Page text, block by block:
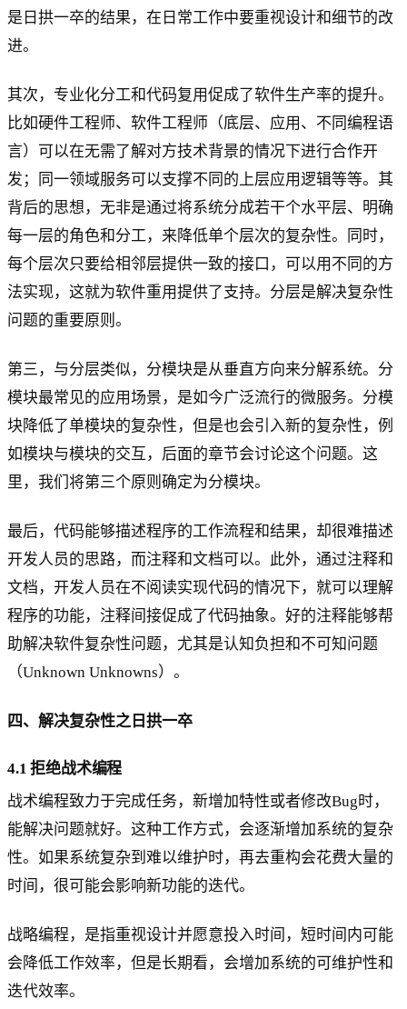
是日拱一卒的结果，在日常工作中要重视设计和细节的改
进。
其次，专业化分工和代码复用促成了软件生产率的提升。
比如硬件工程师、软件工程师（底层、应用、不同编程语
言）可以在无需了解对方技术背景的情况下进行合作开
发；同一领域服务可以支撑不同的上层应用逻辑等等。其
背后的思想，无非是通过将系统分成若干个水平层、明确
每一层的角色和分工，来降低单个层次的复杂性。同时，
每个层次只要给相邻层提供一致的接口，可以用不同的方
法实现，这就为软件重用提供了支持。分层是解决复杂性
问题的重要原则。
第三，与分层类似，分模块是从垂直方向来分解系统。分
模块最常见的应用场景，是如今广泛流行的微服务。分模
块降低了单模块的复杂性，但是也会引入新的复杂性，例
如模块与模块的交互，后面的章节会讨论这个问题。这
里，我们将第三个原则确定为分模块。
最后，代码能够描述程序的工作流程和结果，却很难描述
开发人员的思路，而注释和文档可以。此外，通过注释和
文档，开发人员在不阅读实现代码的情况下，就可以理解
程序的功能，注释间接促成了代码抽象。好的注释能够帮
助解决软件复杂性问题，尤其是认知负担和不可知问题
（Unknown Unknowns）。
四、解决复杂性之日拱一卒
4.1 拒绝战术编程
战术编程致力于完成任务，新增加特性或者修改Bug时，
能解决问题就好。这种工作方式，会逐渐增加系统的复杂
性。如果系统复杂到难以维护时，再去重构会花费大量的
时间，很可能会影响新功能的迭代。
战略编程，是指重视设计并愿意投入时间，短时间内可能
会降低工作效率，但是长期看，会增加系统的可维护性和
迭代效率。